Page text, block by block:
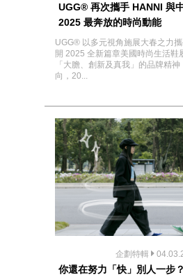
UGG® 再次攜手 HANNI 與
2025 最奔放的時尚動能
UGG® 以多元視角施展大春之力
開 2025 全新篇章美國時尚生活鞋
「大膽、創新及真我」的品牌精
向，20...
企劃特輯
你還在努力「快」別人一步